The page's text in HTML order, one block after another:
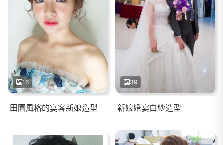
16
田園風格的宴客新娘造型
39
新娘婚宴白紗造型